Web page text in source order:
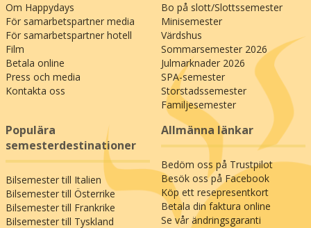
Om Happydays
För samarbetspartner media
För samarbetspartner hotell
Film
Betala online
Press och media
Kontakta oss
Bo på slott/Slottssemester
Minisemester
Värdshus
Sommarsemester 2026
Julmarknader 2026
SPA-semester
Storstadssemester
Familjesemester
Populära
semesterdestinationer
Bilsemester till Italien
Bilsemester till Österrike
Bilsemester till Frankrike
Bilsemester till Tyskland
Allmänna länkar
Bedöm oss på Trustpilot
Besök oss på Facebook
Köp ett resepresentkort
Betala din faktura online
Se vår ändringsgaranti